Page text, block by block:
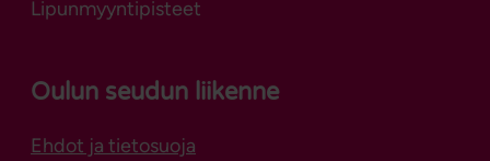
Lipunmyyntipisteet
Oulun seudun liikenne
Ehdot ja tietosuoja